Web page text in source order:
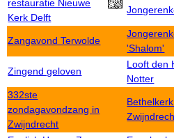
restauratie Nieuwe
Kerk Delft
Zangavond Terwolde
'Shalom'
Zingend geloven
Looft den
Notter
332ste
zondagavondzang in
Zwijndrecht